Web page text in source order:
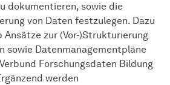
dokumentieren, sowie die
von Daten festzulegen. Dazu
Ansätze zur (Vor-)Strukturierung
sowie Datenmanagementpläne
Forschungsdaten Bildung
werden